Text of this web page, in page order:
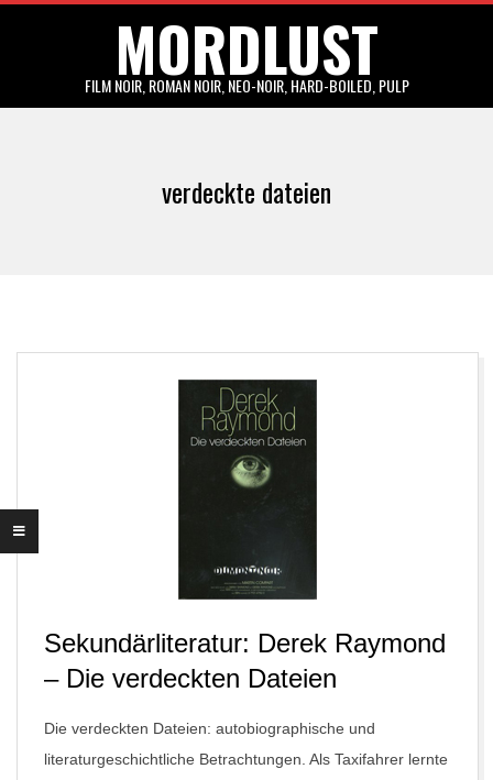
MORDLUST
FILM NOIR, ROMAN NOIR, NEO-NOIR, HARD-BOILED, PULP
verdeckte dateien
Sekundärliteratur: Derek Raymond
– Die verdeckten Dateien
Die verdeckten Dateien: autobiographische und
literaturgeschichtliche Betrachtungen. Als Taxifahrer lernte